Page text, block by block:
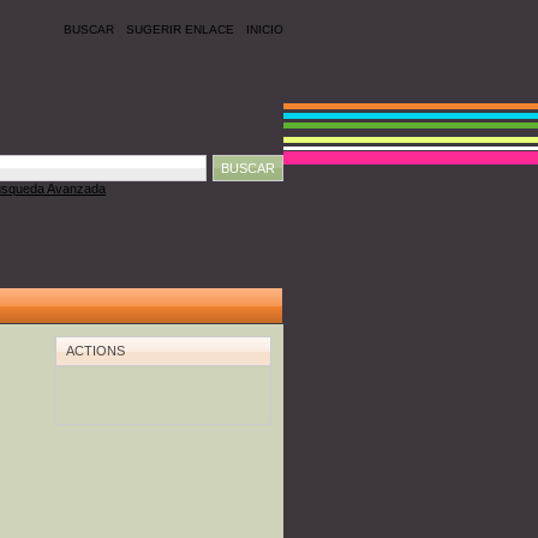
BUSCAR SUGERIR ENLACE INICIO
Avanzada
ACTIONS